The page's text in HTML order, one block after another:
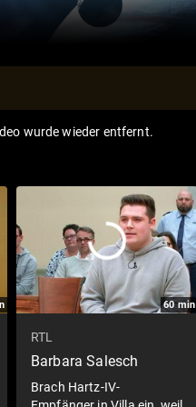
wurde wieder entfernt.
60min
RTL
Barbara Salesch
Brach Hartz-IV-